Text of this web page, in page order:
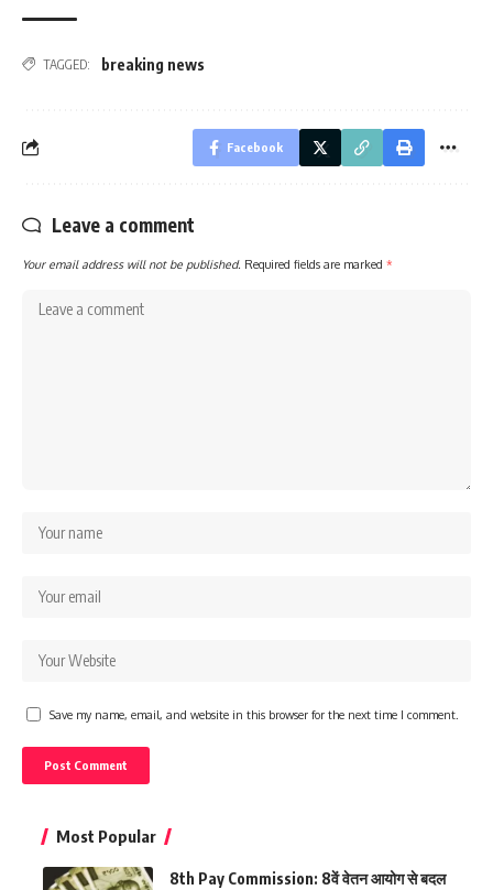
TAGGED: breaking news
Facebook
Leave a comment
Your email address will not be published. Required fields are marked *
Save my name, email, and website in this browser for the next time I comment.
Most Popular
8th Pay Commission: 8वें वेतन आयोग से बदल